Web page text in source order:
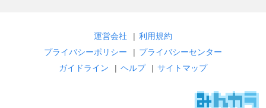
運営会社 | 利用規約
プライバシーポリシー
| プライバシーセンター
ガイドライン
| ヘルプ | サイトマップ